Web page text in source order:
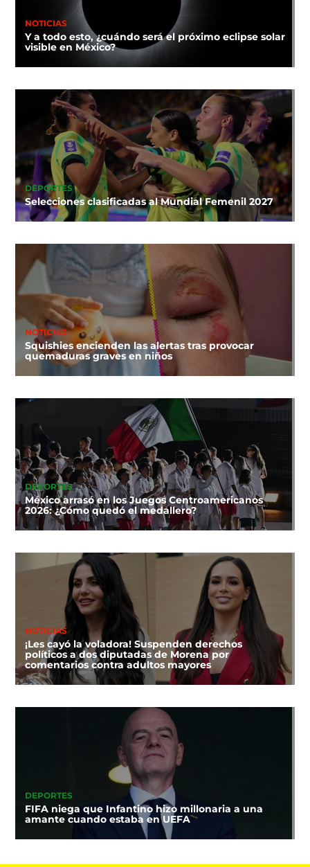
NOTICIAS
Y a todo esto, ¿cuándo será el próximo eclipse solar
visible en México?
DEPORTES
Selecciones clasificadas al Mundial Femenil 2027
NOTICIAS
Squishies encienden las alertas tras provocar
quemaduras graves en niños
DEPORTES
México arrasó en los Juegos Centroamericanos
2026: ¿Cómo quedó el medallero?
NOTICIAS
¡Les cayó la voladora! Suspenden derechos
políticos a dos diputadas de Morena por
comentarios contra adultos mayores
DEPORTES
FIFA niega que Infantino hizo millonaria a una
amante cuando estaba en UEFA